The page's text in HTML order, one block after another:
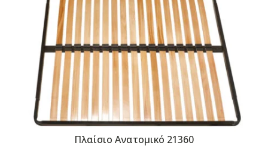
Πλαίσιο Ανατομικό 21360